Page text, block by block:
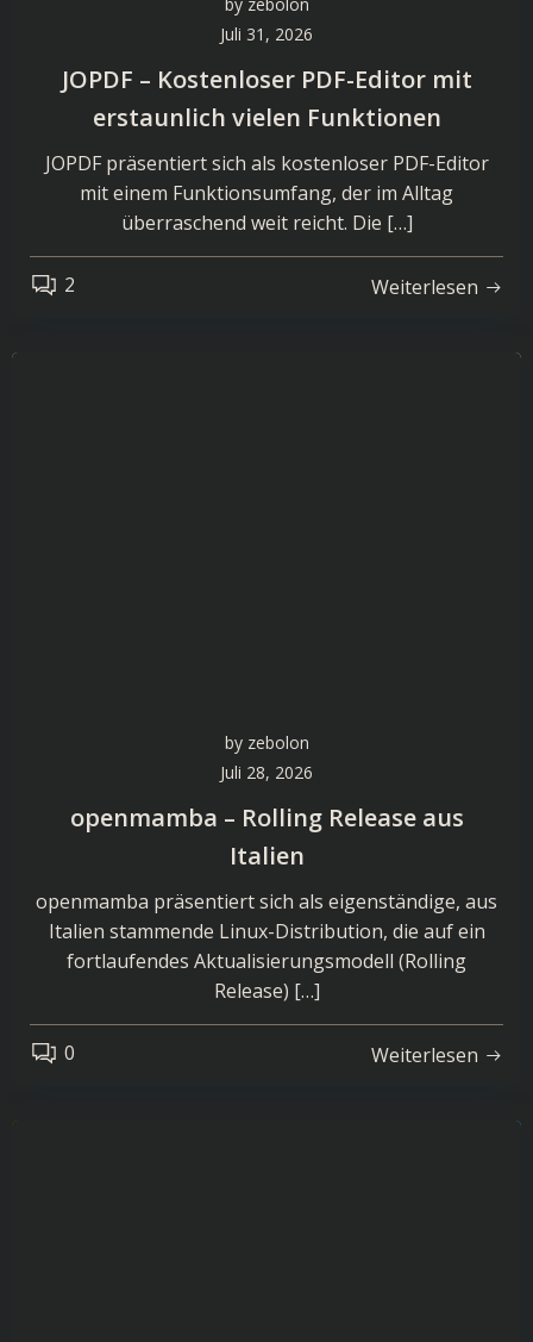
Juli 31, 2026
JOPDF – Kostenloser PDF-Editor mit
erstaunlich vielen Funktionen
JOPDF präsentiert sich als kostenloser PDF-Editor
mit einem Funktionsumfang, der im Alltag
überraschend weit reicht. Die […]
2 Weiterlesen
by zebolon
Juli 28, 2026
openmamba – Rolling Release aus
Italien
openmamba präsentiert sich als eigenständige, aus
Italien stammende Linux-Distribution, die auf ein
fortlaufendes Aktualisierungsmodell (Rolling
Release) […]
0 Weiterlesen